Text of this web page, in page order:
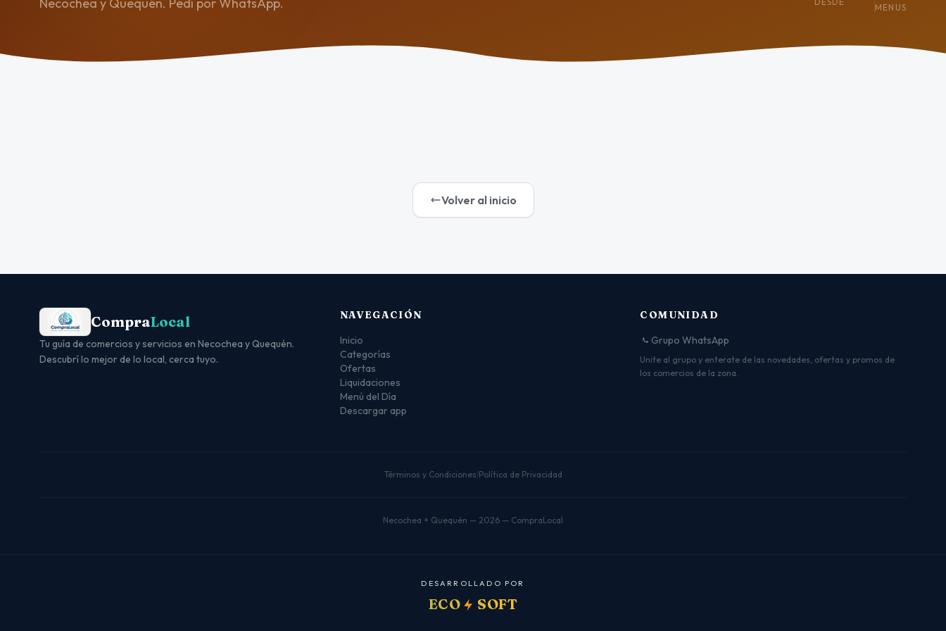
MENUS
Volver al inicio
CompraLocal
Tu guía de comercios y servicios en Necochea y Quequén.
Descubrí lo mejor de lo local, cerca tuyo.
NAVEGACIÓN
Inicio
Categorías
Ofertas
Liquidaciones
Menú del Día
Descargar app
COMUNIDAD
Grupo WhatsApp
Unite al grupo y enterate de las novedades, ofertas y promos de
los comercios de la zona.
Términos y Condiciones|Política de Privacidad
Necochea + Quequén — 2026 — CompraLocal
D ESA R R O L LA D O P O R
ECO SOFT